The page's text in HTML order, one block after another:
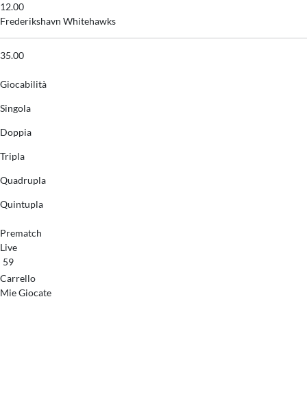
12.00
Frederikshavn Whitehawks
35.00
Giocabilità
Singola
Doppia
Tripla
Quadrupla
Quintupla
Prematch
Live
59
Carrello
Mie Giocate